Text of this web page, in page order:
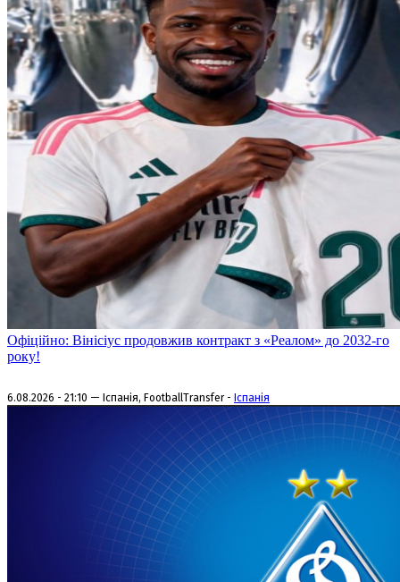
Офіційно: Вінісіус продовжив контракт з «Реалом» до 2032-го
року!
6.08.2026 - 21:10 — Іспанія, FootballTransfer - Іспанія